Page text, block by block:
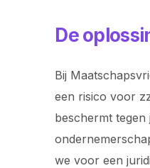
De
Bij
een risico voor
beschermt
we voor een